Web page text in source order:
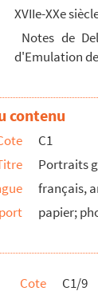
XVIIe-XXe
Notes de
d'Emulation
contenu
C1
Portraits
français,
papier;
Cote
C1/9